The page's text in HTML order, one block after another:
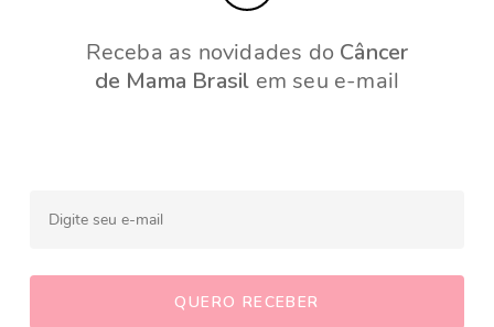
Receba as novidades do Câncer
de Mama Brasil em seu e-mail